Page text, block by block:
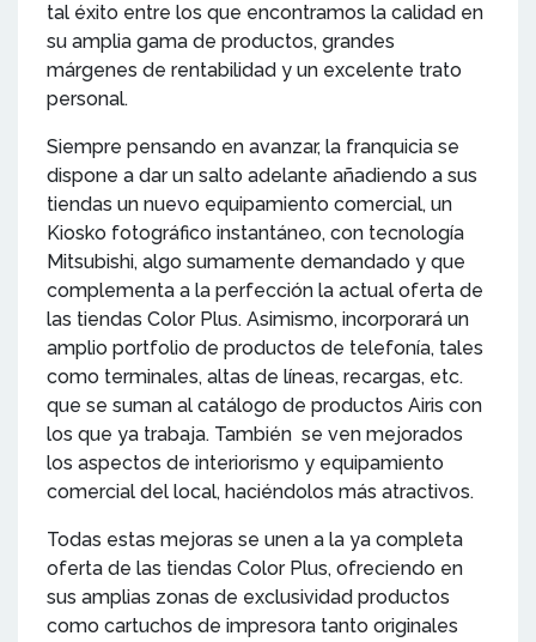
tal éxito entre los que encontramos la calidad en
su amplia gama de productos, grandes
márgenes de rentabilidad y un excelente trato
personal.
Siempre pensando en avanzar, la franquicia se
dispone a dar un salto adelante añadiendo a sus
tiendas un nuevo equipamiento comercial, un
Kiosko fotográfico instantáneo, con tecnología
Mitsubishi, algo sumamente demandado y que
complementa a la perfección la actual oferta de
las tiendas Color Plus. Asimismo, incorporará un
amplio portfolio de productos de telefonía, tales
como terminales, altas de líneas, recargas, etc.
que se suman al catálogo de productos Airis con
los que ya trabaja. También se ven mejorados
los aspectos de interiorismo y equipamiento
comercial del local, haciéndolos más atractivos.
Todas estas mejoras se unen a la ya completa
oferta de las tiendas Color Plus, ofreciendo en
sus amplias zonas de exclusividad productos
como cartuchos de impresora tanto originales